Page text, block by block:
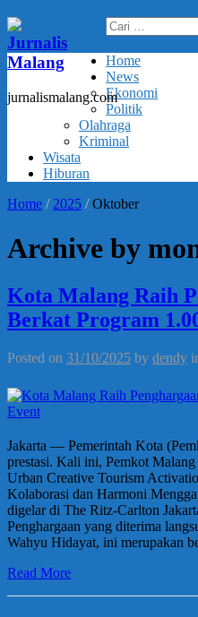
Jurnalis
Malang
jurnalismalang.com
Cari
untuk:
Home
News
Ekonomi
Politik
Olahraga
Kriminal
Wisata
Hiburan
Home /2025 /Oktober
Archive by
Kota Malang Raih
Berkat Program
Posted on 31/10/2025 by dendy
Jakarta — Pemerintah Kota
prestasi. Kali ini, Pemkot
Urban Creative Tourism
Kolaborasi dan Harmoni
digelar di The Ritz-Carlton
Penghargaan yang diterima
Wahyu Hidayat, ini merupakan
Read More